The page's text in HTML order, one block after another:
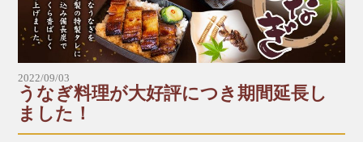
※*※*※*※*※*※*※*※*※*※*※*※*※*※*※*
※*※*※*※
■本店
☎︎0982-55-1222
〒883-0045日向市本町11-1 ルミエール日向1階
※電話はルミエール日向につながります。
☎︎0982-53-6979
〒883-0021日向市財光寺242-1
国道10号線沿い
*～:+:～*～:+:～*～*～:+:～*～:+:～*～
瞬間冷凍で美味しさや新鮮さをそのままぎゅっと冷
凍しているので、おうちでも同じ美味しさを味わえ
ます。
お水要らずで、お鍋で７〜８分温めるだけで良いの
で、簡単にお召し上がりいただけます。
【店頭販売メニュー】
2022/09/03
うなぎ料理が大好評につき期間延長し
ました！